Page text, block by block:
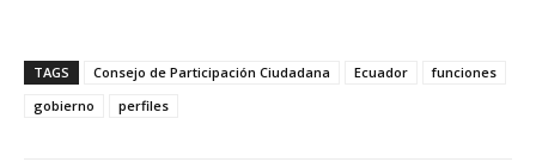
TAGS Consejo de Participación Ciudadana Ecuador
funciones
gobierno
perfiles